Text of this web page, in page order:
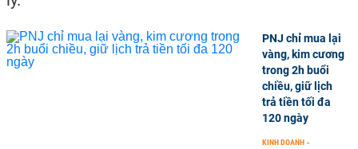
PNJ chỉ mua lại
vàng, kim cương
trong 2h buổi
chiều, giữ lịch
trả tiền tối đa
120 ngày
KINH DOANH -